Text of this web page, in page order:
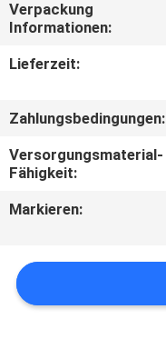
MIT
UNS
NEUIGKEITEN
BITTE UM
EIN
SITEMAP
Verpackung
Informationen:
Lieferzeit:
Zahlungsbedingungen:
Versorgungsmaterial-
Fähigkeit:
Markieren: